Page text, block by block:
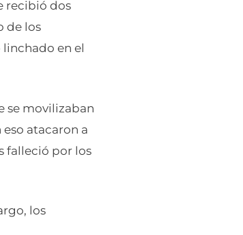
recibió dos
de los
en el
se movilizaban
atacaron a
falleció por los
los